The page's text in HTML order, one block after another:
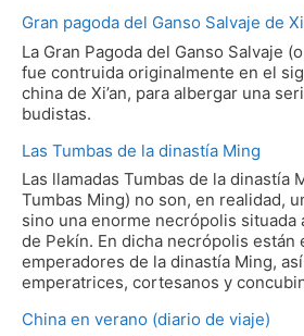
Gran pagoda del Ganso Salvaje de
La Gran Pagoda del Ganso Salvaje
fue contruida originalmente en el
china de Xi’an, para albergar una
budistas.
Las Tumbas de la dinastía Ming
Las llamadas Tumbas de la dinastía
Tumbas Ming) no son, en realidad,
sino una enorme necrópolis situada
de Pekín. En dicha necrópolis están
emperadores de la dinastía Ming,
emperatrices, cortesanos y
China en verano (diario de viaje)